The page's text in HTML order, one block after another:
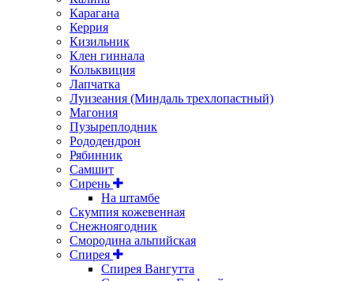
Карагана
Керрия
Кизильник
Клен гиннала
Кольквиция
Лапчатка
Луизеания (Миндаль трехлопастный)
Магония
Пузыреплодник
Рододендрон
Рябинник
Самшит
Сирень
На штамбе
Скумпия кожевенная
Снежноягодник
Смородина альпийская
Спирея
Спирея Вангутта